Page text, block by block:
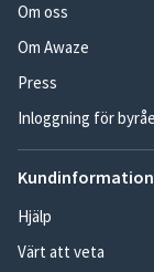
Om oss
Om Awaze
Press
Inloggning för
Kundinformation
Hjälp
Värt att veta